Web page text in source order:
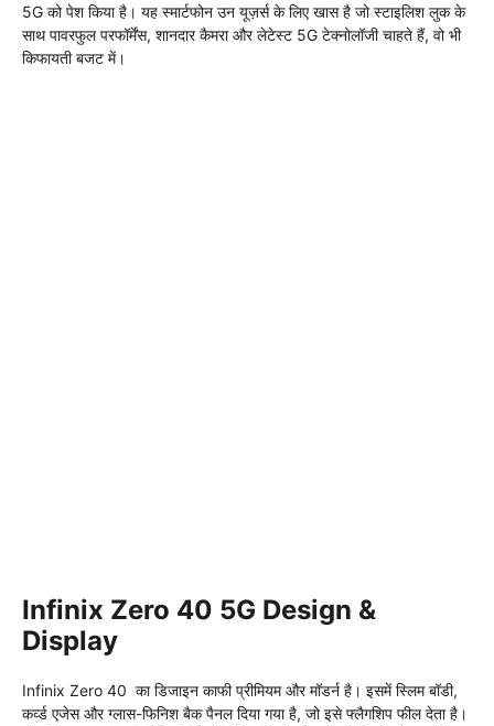
5G को पेश किया है। यह स्मार्टफोन उन यूज़र्स के लिए खास है जो स्टाइलिश लुक के
साथ पावरफुल परफॉर्मेंस, शानदार कैमरा और लेटेस्ट 5G टेक्नोलॉजी चाहते हैं, वो भी
किफायती बजट में।
Infinix Zero 40 5G Design &
Display
Infinix Zero 40 का डिजाइन काफी प्रीमियम और मॉडर्न है। इसमें स्लिम बॉडी,
कर्व्ड एजेस और ग्लास-फिनिश बैक पैनल दिया गया है, जो इसे फ्लैगशिप फील देता है।